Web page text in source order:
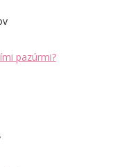
pazúrmi?